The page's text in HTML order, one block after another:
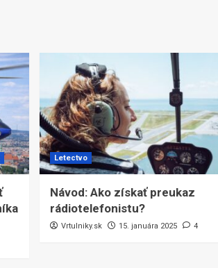
Letectvo
Návod: Ako získať preukaz
rádiotelefonistu?
Vrtulniky.sk 15. januára 2025 4